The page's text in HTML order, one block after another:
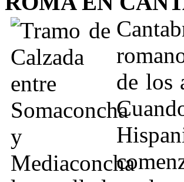
de los